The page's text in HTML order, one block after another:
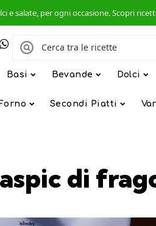
e salate, per ogni occasione. Scopri
Basi Bevande Dolci
Secondi Piatti
di